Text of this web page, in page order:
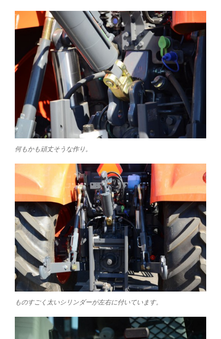
何もかも頑丈そうな作り。
ものすごく太いシリンダーが左右に付いています。